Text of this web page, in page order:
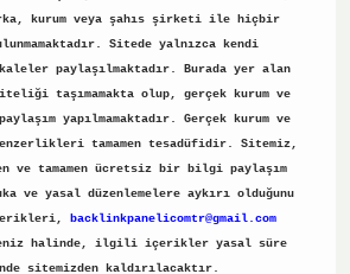
kurum veya şahıs şirketi ile hiçbir
Sitede yalnızca kendi
paylaşılmaktadır. Burada yer alan
taşımamakta olup, gerçek kurum ve
yapılmamaktadır. Gerçek kurum ve
tamamen tesadüfidir. Sitemiz,
ve tamamen ücretsiz bir bilgi paylaşım
ve yasal düzenlemelere aykırı olduğunu
backlinkpanelicomtr@gmail.com
halinde, ilgili içerikler yasal süre
sitemizden kaldırılacaktır.